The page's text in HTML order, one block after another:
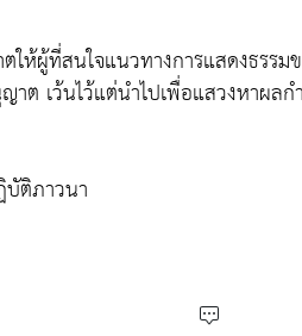
ให้ผู้ที่สนใจแนวทางการแสดงธรร
ต เว้นไว้แต่นำไปเพื่อแสวงหาผลก
ติภาวนา